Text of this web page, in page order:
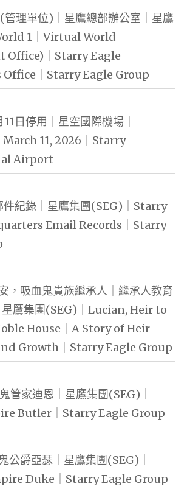
管理單位)｜星鷹總部辦公室｜星鷹
1｜Virtual World
Office)｜Starry Eagle
｜Starry Eagle Group
日停用｜星空國際機場｜
11, 2026｜Starry
Airport
件紀錄｜星鷹集團(SEG)｜Starry
Email Records｜Starry
，吸血鬼貴族繼承人｜繼承人教育
星鷹集團(SEG)｜Lucian, Heir to
House｜A Story of Heir
Growth｜Starry Eagle Group
管家迪恩｜星鷹集團(SEG)｜
Butler｜Starry Eagle Group
公爵亞瑟｜星鷹集團(SEG)｜
Duke｜Starry Eagle Group